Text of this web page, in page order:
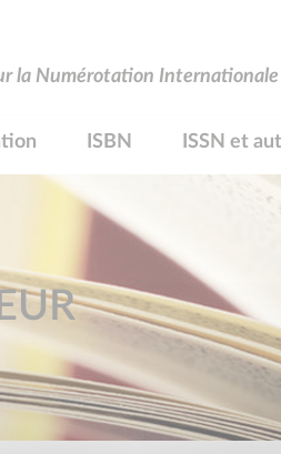
la Numérotation
ISBN ISSN et